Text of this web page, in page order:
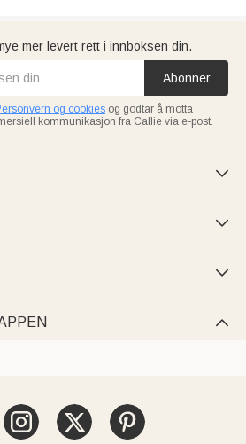
mer levert rett i innboksen din.
Abonner
og cookies og godtar å motta
kommunikasjon fra Callie via e-post.



